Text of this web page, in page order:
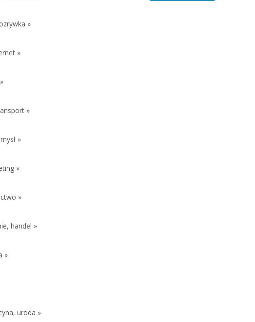
»
»
»
»
»
»
handel »
»
uroda »